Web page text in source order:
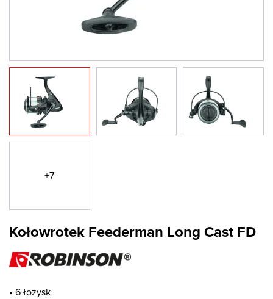
+7
Kołowrotek Feederman Long Cast FD
• 6 łożysk